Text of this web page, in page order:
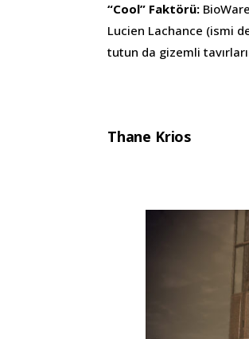
“Cool” Faktörü:
Lucien Lachance (ismi
tutun da gizemli
Thane Krios